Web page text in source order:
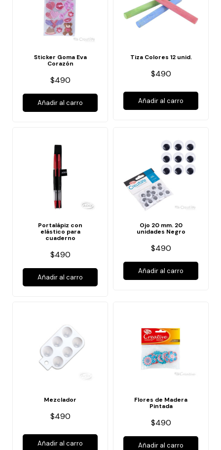
Sticker Goma Eva
Corazón
$490
Añadir al carro
Tiza Colores 12 unid.
$490
Añadir al carro
Portalápiz con
elástico para
cuaderno
$490
Añadir al carro
Ojo 20 mm. 20
unidades Negro
$490
Añadir al carro
Mezclador
$490
Añadir al carro
Flores de Madera
Pintada
$490
Añadir al carro